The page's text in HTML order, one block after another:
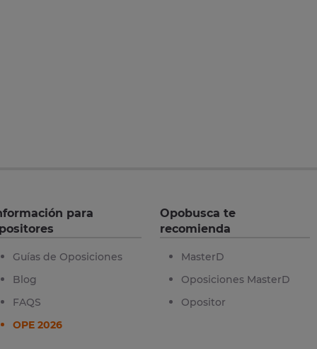
para
Guías de Oposiciones
Blog
FAQS
OPE 2026
Opobusca te
recomienda
MasterD
Oposiciones MasterD
Opositor